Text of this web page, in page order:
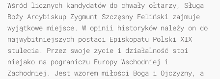
Wśród licznych kandydatów do chwały ołtarzy, Sługa
Boży Arcybiskup Zygmunt Szczęsny Feliński zajmuje
wyjątkowe miejsce. W opinii historyków należy on do
najwybitniejszych postaci Episkopatu Polski XIX
stulecia. Przez swoje życie i działalność stoi
niejako na pograniczu Europy Wschodniej i
Zachodniej. Jest wzorem miłości Boga i Ojczyzny, a